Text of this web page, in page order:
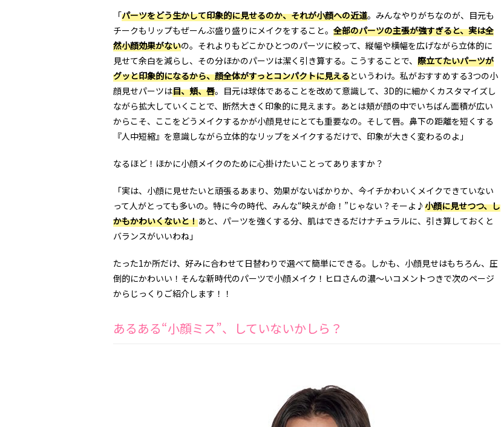
「パーツをどう生かして印象的に見せるのか、それが小顔への近道。みんなやりがちなのが、目元も
チークもリップもぜーんぶ盛り盛りにメイクをすること。 全部のパーツの主張が強すぎると、実は全
然小顔効果がないの。それよりもどこかひとつのパーツに絞って、縦幅や横幅を広げながら立体的に
見せて余白を減らし、その分ほかのパーツは潔く引き算する。こうすることで、 際立てたいパーツが
グッと印象的になるから、顔全体がすっとコンパクトに見えるというわけ。私がおすすめする3つの小
顔見せパーツは目、頬、唇。目元は球体であることを改めて意識して、3D的に細かくカスタマイズし
ながら拡大していくことで、断然大きく印象的に見えます。あとは頬が顔の中でいちばん面積が広い
からこそ、ここをどうメイクするかが小顔見せにとても重要なの。そして唇。鼻下の距離を短くする
『人中短縮』を意識しながら立体的なリップをメイクするだけで、印象が大きく変わるのよ」
なるほど！ほかに小顔メイクのために心掛けたいことってありますか？
「実は、小顔に見せたいと頑張るあまり、効果がないばかりか、今イチかわいくメイクできていない
って人がとっても多いの。特に今の時代、みんな“映えが命！”じゃない？そーよ♪ 小顔に見せつつ、し
かもかわいくないと！あと、パーツを強くする分、肌はできるだけナチュラルに、引き算しておくと
バランスがいいわね」
たった1か所だけ、好みに合わせて日替わりで選べて簡単にできる。しかも、小顔見せはもちろん、圧
倒的にかわいい！そんな新時代のパーツで小顔メイク！ヒロさんの濃～いコメントつきで次のページ
からじっくりご紹介します！！
あるある“小顔ミス”、していないかしら？